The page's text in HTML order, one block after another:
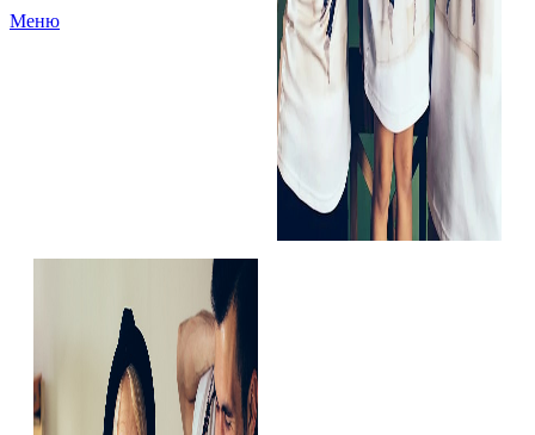
Меню